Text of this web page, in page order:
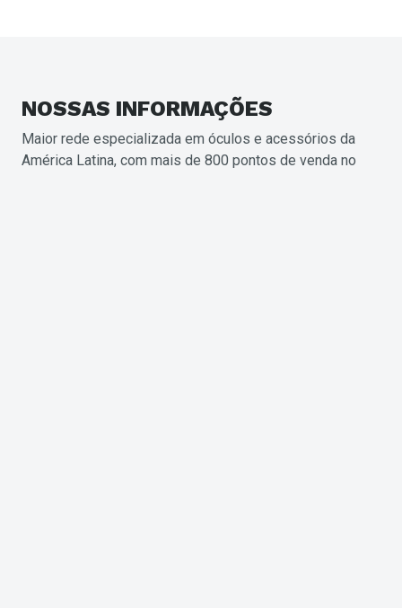
NOSSAS INFORMAÇÕES
Maior rede especializada em óculos e acessórios da
América Latina, com mais de 800 pontos de venda no